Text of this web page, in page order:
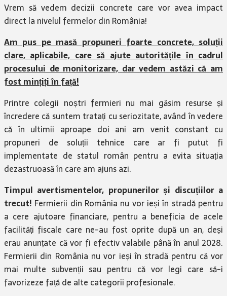
Vrem să vedem decizii concrete care vor avea impact
direct la nivelul fermelor din România!
Am pus pe masă propuneri foarte concrete, soluții
clare, aplicabile, care să ajute autoritățile în cadrul
procesului de monitorizare, dar vedem astăzi că am
fost mințiți în față!
Printre colegii noștri fermieri nu mai găsim resurse și
încredere că suntem tratați cu seriozitate, având în vedere
că în ultimii aproape doi ani am venit constant cu
propuneri de soluții tehnice care ar fi putut fi
implementate de statul român pentru a evita situația
dezastruoasă în care am ajuns azi.
Timpul avertismentelor, propunerilor și discuțiilor a
trecut! Fermierii din România nu vor ieși în stradă pentru
a cere ajutoare financiare, pentru a beneficia de acele
facilități fiscale care ne-au fost oprite după un an, deși
erau anunțate că vor fi efectiv valabile până în anul 2028.
Fermierii din România nu vor ieși în stradă pentru că vor
mai multe subvenții sau pentru că vor legi care să-i
favorizeze față de alte categorii profesionale.